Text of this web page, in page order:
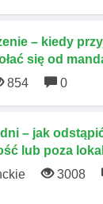
– kiedy
się od
854 0
– jak
lub poza
3008